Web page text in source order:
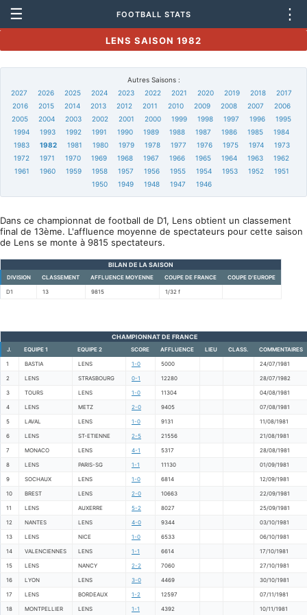
☰ FOOTBALL STATS ⋮
LENS SAISON 1982
Autres Saisons :
2027
2026 2025 2024 2023 2022 2021 2020 2019 2018
2017
2016
2015 2014 2013 2012 2011 2010 2009 2008 2007
2006
2005
2004 2003 2002 2001 2000 1999 1998 1997 1996
1995
1994
1993 1992 1991 1990 1989 1988 1987 1986 1985
1984
1983
1982 1981 1980 1979 1978 1977 1976 1975 1974
1973
1972
1971 1970 1969 1968 1967 1966 1965 1964 1963
1962
1961
1960 1959 1958 1957 1956 1955 1954 1953 1952
1951
1950
1949 1948 1947 1946
Dans ce championnat de football de D1, Lens obtient un classement
final de 13ème. L'affluence moyenne de spectateurs pour cette saison
de Lens se monte à 9815 spectateurs.
BILAN DE LA SAISON
DIVISION CLASSEMENT AFFLUENCE MOYENNE COUPE DE FRANCE COUPE D'EUROPE
D1 13 9815 1/32 f
CHAMPIONNAT DE FRANCE
J. EQUIPE 1 EQUIPE 2 SCORE AFFLUENCE LIEU CLASS. COMMENTAIRES
1 BASTIA LENS 1-0 5000 24/07/1981
2 LENS STRASBOURG 0-1 12280 28/07/1982
3 TOURS LENS 1-0 11304 04/08/1981
4 LENS METZ 2-0 9405 07/08/1981
5 LAVAL LENS 1-0 9131 11/08/1981
6 LENS ST-ETIENNE 2-5 21556 21/08/1981
7 MONACO LENS 4-1 5317 28/08/1981
8 LENS PARIS-SG 1-1 11130 01/09/1981
9 SOCHAUX LENS 1-0 6814 12/09/1981
10 BREST LENS 2-0 10663 22/09/1981
11 LENS AUXERRE 5-2 8027 25/09/1981
12 NANTES LENS 4-0 9344 03/10/1981
13 LENS NICE 1-0 6533 06/10/1981
14 VALENCIENNES LENS 1-1 6614 17/10/1981
15 LENS NANCY 2-2 7060 27/10/1981
16 LYON LENS 3-0 4469 30/10/1981
17 LENS BORDEAUX 1-2 12597 07/11/1981
18 MONTPELLIER LENS 1-1 4392 10/11/1981